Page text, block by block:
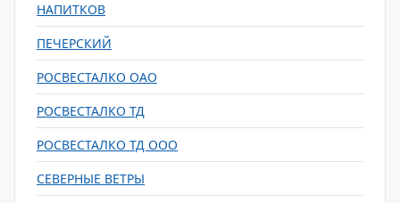
НАПИТКОВ
ПЕЧЕРСКИЙ
РОСВЕСТАЛКО ОАО
РОСВЕСТАЛКО ТД
РОСВЕСТАЛКО ТД ООО
СЕВЕРНЫЕ ВЕТРЫ